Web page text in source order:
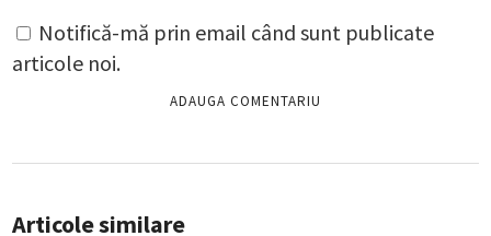
Notifică-mă prin email când sunt publicate
articole noi.
Articole similare